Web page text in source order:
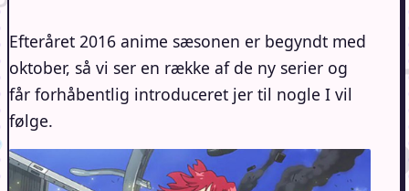
Efteråret 2016 anime sæsonen er begyndt med
oktober, så vi ser en række af de ny serier og
får forhåbentlig introduceret jer til nogle I vil
følge.